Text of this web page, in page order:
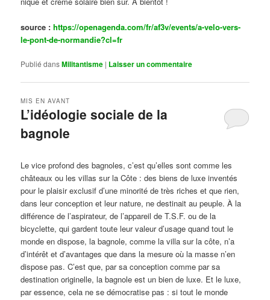
source :https://openagenda.com/fr/af3v/events/a-velo-vers-
le-pont-de-normandie?cl=fr
Publié dansMilitantisme | Laisser un commentaire
L’idéologie sociale de la
bagnole
MIS EN AVANT
Le vice profond des bagnoles, c’est qu’elles sont comme les
châteaux ou les villas sur la Côte : des biens de luxe inventés
pour le plaisir exclusif d’une minorité de très riches et que rien,
dans leur conception et leur nature, ne destinait au peuple. À la
différence de l’aspirateur, de l’appareil de T.S.F. ou de la
bicyclette, qui gardent toute leur valeur d’usage quand tout le
monde en dispose, la bagnole, comme la villa sur la côte, n’a
d’intérêt et d’avantages que dans la mesure où la masse n’en
dispose pas. C’est que, par sa conception comme par sa
destination originelle, la bagnole est un bien de luxe. Et le luxe,
par essence, cela ne se démocratise pas : si tout le monde